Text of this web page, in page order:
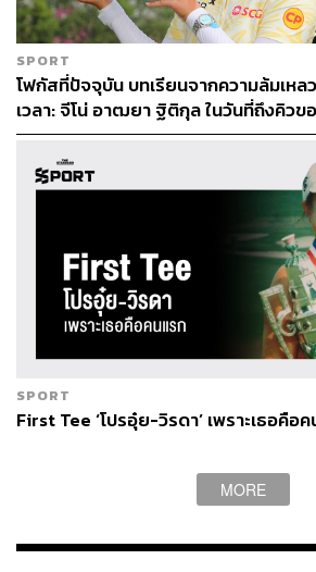
TAGS: Honda LPGA Thailand
Muni He
Honda LPGA Thailand 2019
SPORT
โฟกัสที่ปัจจุบัน บทเรียนจากความล้มเหล
เวลา: จีโน่ อาฒยา ฐิติกุล ในวันที่ถึงคิวข
SPORT
First Tee ‘โปรอุ๋ย-วิรดา’ เพราะเธอคือ
MORE